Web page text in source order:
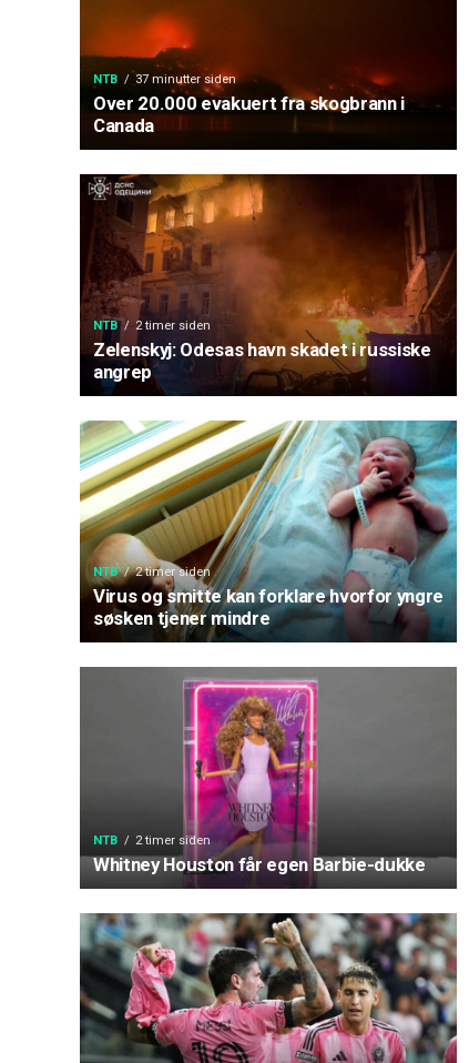
NTB 37 minutter siden
Over 20.000 evakuert fra skogbrann i
Canada
NTB 2 timer siden
Zelenskyj: Odesas havn skadet i russiske
angrep
NTB 2 timer siden
Virus og smitte kan forklare hvorfor yngre
søsken tjener mindre
NTB 2 timer siden
Whitney Houston får egen Barbie-dukke